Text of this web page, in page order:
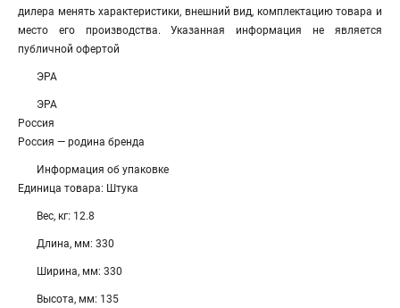
дилера менять характеристики, внешний вид, комплектацию товара и
место его производства. Указанная информация не является
публичной офертой
ЭРА
ЭРА
Россия
Россия — родина бренда
Информация об упаковке
Единица товара: Штука
Вес, кг: 12.8
Длина, мм: 330
Ширина, мм: 330
Высота, мм: 135